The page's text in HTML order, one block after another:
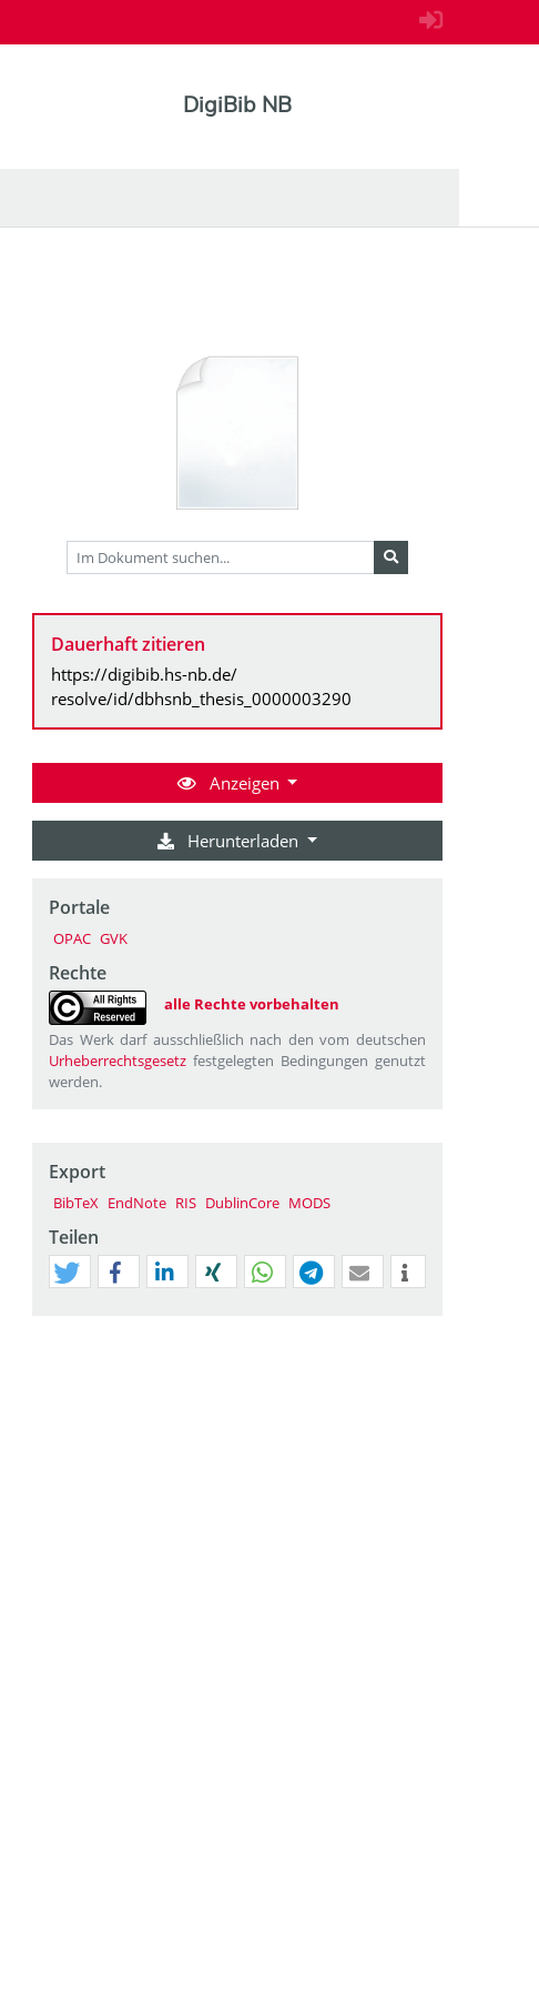
DigiBib NB
Dauerhaft zitieren
https://digibib.hs-nb.de/
resolve/id/dbhsnb_thesis_0000003290
Anzeigen
Herunterladen
Portale
OPAC GVK
Rechte
alle Rechte vorbehalten
Das Werk darf ausschließlich nach den vom deutschen
Urheberrechtsgesetz festgelegten Bedingungen genutzt
werden.
Export
BibTeX EndNote RIS DublinCore MODS
Teilen